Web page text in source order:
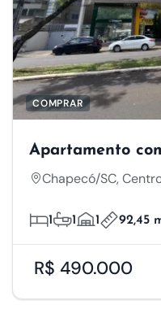
COMPRAR
Apartamento
Chapecó/SC,
1 1 1 92,45
R$ 490.000